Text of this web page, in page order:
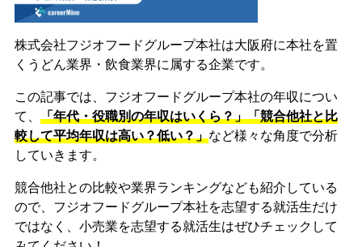
株式会社フジオフードグループ本社は大阪府に本社を置
くうどん業界・飲食業界に属する企業です。
この記事では、フジオフードグループ本社の年収につい
て、 「年代・役職別の年収はいくら？」「競合他社と比
較して平均年収は高い？低い？」など様々な角度で分析
していきます。
競合他社との比較や業界ランキングなども紹介している
ので、フジオフードグループ本社を志望する就活生だけ
ではなく、小売業を志望する就活生はぜひチェックして